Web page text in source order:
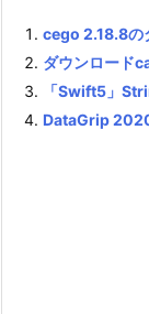
cego 2.18.8の
ダウンロード
「Swift5」
DataGrip